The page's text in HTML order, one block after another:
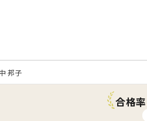
邦子
合格率